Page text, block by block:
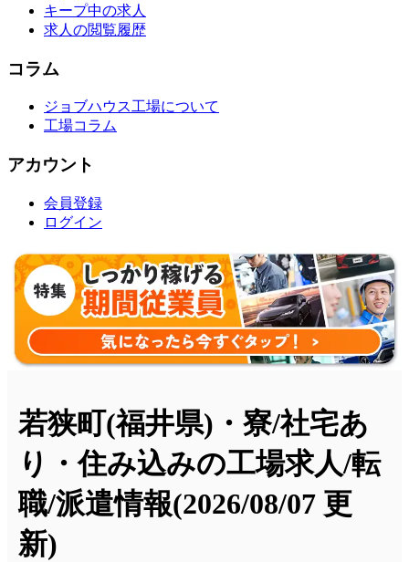
キープ中の求人
求人の閲覧履歴
コラム
ジョブハウス工場について
工場コラム
アカウント
会員登録
ログイン
若狭町(福井県)・寮/社宅あ
り・住み込みの工場求人/転
職/派遣情報(2026/08/07 更
新)